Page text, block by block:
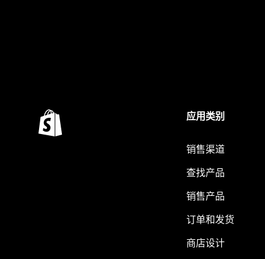
应用类别
销售渠道
查找产品
销售产品
订单和发货
商店设计